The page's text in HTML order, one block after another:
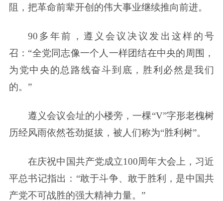
阻，把革命前辈开创的伟大事业继续推向前进。
90多年前，遵义会议决议发出这样的号
召：“全党同志像一个人一样团结在中央的周围，
为党中央的总路线奋斗到底，胜利必然是我们
的。”
遵义会议会址的小楼旁，一棵“V”字形老槐树
历经风雨依然苍劲挺拔，被人们称为“胜利树”。
在庆祝中国共产党成立100周年大会上，习近
平总书记指出：“敢于斗争、敢于胜利，是中国共
产党不可战胜的强大精神力量。”